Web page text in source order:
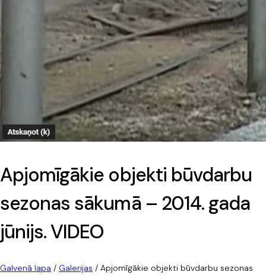
Apjomīgākie objekti būvdarbu
sezonas sākumā – 2014. gada
jūnijs. VIDEO
Galvenā lapa / Galerijas / Apjomīgākie objekti būvdarbu sezonas